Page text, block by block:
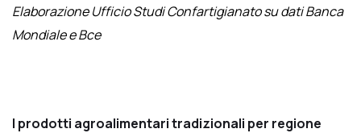
Elaborazione Ufficio Studi Confartigianato su dati Banca
Mondiale e Bce
I prodotti agroalimentari tradizionali per regione